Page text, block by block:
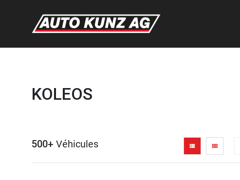
KOLEOS
500+ Véhicules view_list view_comfy